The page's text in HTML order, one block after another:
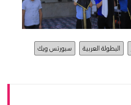
البطولة العربية سبورتس ويك